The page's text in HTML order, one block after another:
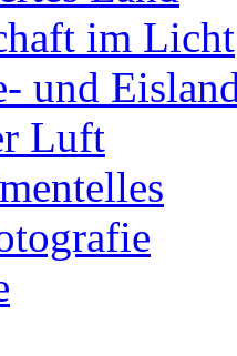
im Licht
und
Luft